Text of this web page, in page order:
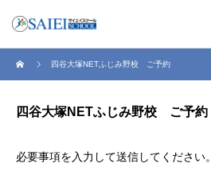
四谷大塚NETふじみ野校 ご予約
四谷大塚NETふじみ野校 ご予約
必要事項を入力して送信してください。